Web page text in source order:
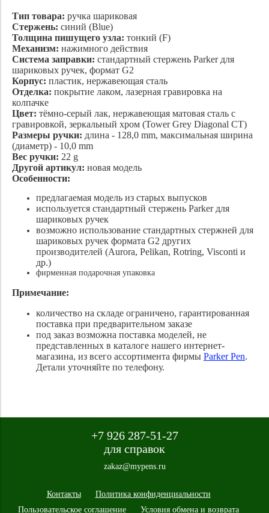
Тип товара: ручка шариковая
Стержень: синий (Blue)
Толщина пишущего узла: тонкий (F)
Механизм: нажимного действия
Система заправки: стандартный стержень Parker для
шариковых ручек, формат G2
Корпус: пластик, нержавеющая сталь
Отделка: покрытие лаком, лазерная гравировка на
колпачке
Цвет: тёмно-серый лак, нержавеющая матовая сталь с
гравировкой, зеркальный хром (Tower Grey Diagonal CT)
Размеры ручки: длина - 128,0 mm, максимальная ширина
(диаметр) - 10,0 mm
Вес ручки: 22 g
Другой артикул: новая модель
Особенности:
предлагаемая модель из старых выпусков
используется стандартный стержень Parker для
шариковых ручек
возможно использование стандартных стержней для
шариковых ручек формата G2 других
производителей (Aurora, Pelikan, Rotring, Visconti и
др.)
фирменная подарочная упаковка
Примечание:
количество на складе ограничено, гарантированная
поставка при предварительном заказе
под заказ возможна поставка моделей, не
представленных в каталоге нашего интернет-
магазина, из всего ассортимента фирмы Parker Pen.
Детали уточняйте по телефону.
+7 926 287-51-27
для справок
zakaz@mypens.ru
Контакты
Политика конфиденциальности
Пользовательское соглашение
Условия обмена и возврата